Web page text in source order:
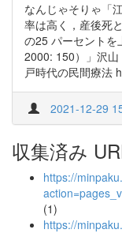
なんじゃそりゃ「
率は高く，産後死
の25 パーセントを
2000: 150）」沢
戸時代の民間療法
2021-12-29
収集済み
https://
(1)
https://